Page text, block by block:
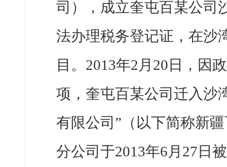
司），成立奎屯百某公司
法办理税务登记证，在沙
目。2013年2月20日，因
项，奎屯百某公司迁入沙
有限公司”（以下简称新
分公司于2013年6月27日